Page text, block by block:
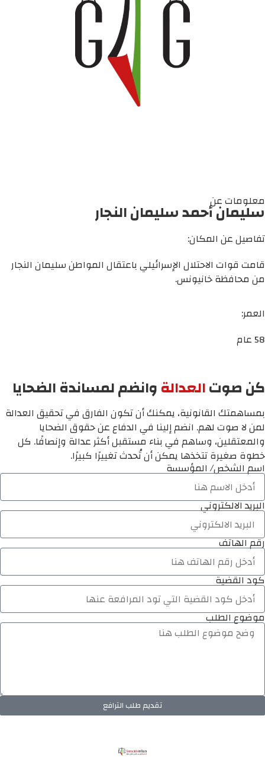
معلومات عن
سليمان أحمد سليمان النجار
تفاصيل عن المكان:
قامت قوات الاحتلال الإسرائيلي باعتقال المواطن سليمان النجار
من محافظة خانيونس.
العمر:
58 عام
كن صوتالعدالةوانضم لمساندة الضحايا
بمساهمتك القانونية، يمكنك أن تكون الفارق في تحقيق العدالة
لمن لا صوت لهم. انضم إلينا في الدفاع عن حقوق الضحايا
والمعتقلين، وساهم في بناء مستقبل أكثر عدالة وإنصافًا. كل
خطوة صغيرة تتخذها يمكن أن تُحدث تغييرًا كبيرًا.
اسم الشخص/ المؤسسة
البريد الالكتروني
رقم الهاتف
كود القضية
موضوع الطلب
تقديم طلب الترافع